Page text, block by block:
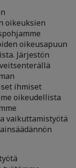
oikeuksien
oikeusapuun
Järjestön
ihmiset
oikeudellista
vaikuttamistyötä